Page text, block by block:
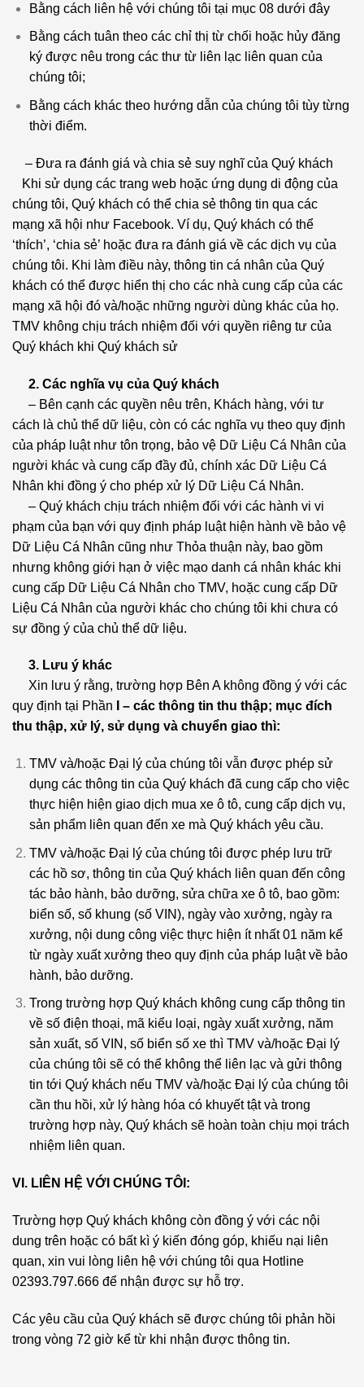
Bằng cách liên hệ với chúng tôi tại mục 08 dưới đây
Bằng cách tuân theo các chỉ thị từ chối hoặc hủy đăng
ký được nêu trong các thư từ liên lạc liên quan của
chúng tôi;
Bằng cách khác theo hướng dẫn của chúng tôi tùy từng
thời điểm.
– Đưa ra đánh giá và chia sẻ suy nghĩ của Quý khách
Khi sử dụng các trang web hoặc ứng dụng di động của
chúng tôi, Quý khách có thể chia sẻ thông tin qua các
mạng xã hội như Facebook. Ví dụ, Quý khách có thể
‘thích’, ‘chia sẻ’ hoặc đưa ra đánh giá về các dịch vụ của
chúng tôi. Khi làm điều này, thông tin cá nhân của Quý
khách có thể được hiển thị cho các nhà cung cấp của các
mạng xã hội đó và/hoặc những người dùng khác của họ.
TMV không chịu trách nhiệm đối với quyền riêng tư của
Quý khách khi Quý khách sử
2. Các nghĩa vụ của Quý khách
– Bên cạnh các quyền nêu trên, Khách hàng, với tư
cách là chủ thể dữ liệu, còn có các nghĩa vụ theo quy định
của pháp luật như tôn trọng, bảo vệ Dữ Liệu Cá Nhân của
người khác và cung cấp đầy đủ, chính xác Dữ Liệu Cá
Nhân khi đồng ý cho phép xử lý Dữ Liệu Cá Nhân.
– Quý khách chịu trách nhiệm đối với các hành vi vi
phạm của bạn với quy định pháp luật hiện hành về bảo vệ
Dữ Liệu Cá Nhân cũng như Thỏa thuận này, bao gồm
nhưng không giới hạn ở việc mạo danh cá nhân khác khi
cung cấp Dữ Liệu Cá Nhân cho TMV, hoặc cung cấp Dữ
Liệu Cá Nhân của người khác cho chúng tôi khi chưa có
sự đồng ý của chủ thể dữ liệu.
3. Lưu ý khác
Xin lưu ý rằng, trường hợp Bên A không đồng ý với các
quy định tại Phần
I – các thông tin thu thập; mục đích
thu thập, xử lý, sử dụng và chuyển giao thì:
TMV và/hoặc Đại lý của chúng tôi vẫn được phép sử
dụng các thông tin của Quý khách đã cung cấp cho việc
thực hiện hiện giao dịch mua xe ô tô, cung cấp dịch vụ,
sản phẩm liên quan đến xe mà Quý khách yêu cầu.
TMV và/hoặc Đại lý của chúng tôi được phép lưu trữ
các hồ sơ, thông tin của Quý khách liên quan đến công
tác bảo hành, bảo dưỡng, sửa chữa xe ô tô, bao gồm:
biển số, số khung (số VIN), ngày vào xưởng, ngày ra
xưởng, nội dung công việc thực hiện ít nhất 01 năm kể
từ ngày xuất xưởng theo quy định của pháp luật về bảo
hành, bảo dưỡng.
Trong trường hợp Quý khách không cung cấp thông tin
về số điện thoại, mã kiểu loại, ngày xuất xưởng, năm
sản xuất, số VIN, số biển số xe thì TMV và/hoặc Đại lý
của chúng tôi sẽ có thể không thể liên lạc và gửi thông
tin tới Quý khách nếu TMV và/hoặc Đại lý của chúng tôi
cần thu hồi, xử lý hàng hóa có khuyết tật và trong
trường hợp này, Quý khách sẽ hoàn toàn chịu mọi trách
nhiệm liên quan.
VI. LIÊN HỆ VỚI CHÚNG TÔI:
Trường hợp Quý khách không còn đồng ý với các nội
dung trên hoặc có bất kì ý kiến đóng góp, khiếu nại liên
quan, xin vui lòng liên hệ với chúng tôi qua Hotline
02393.797.666 để nhận được sự hỗ trợ.
Các yêu cầu của Quý khách sẽ được chúng tôi phản hồi
trong vòng 72 giờ kể từ khi nhận được thông tin.